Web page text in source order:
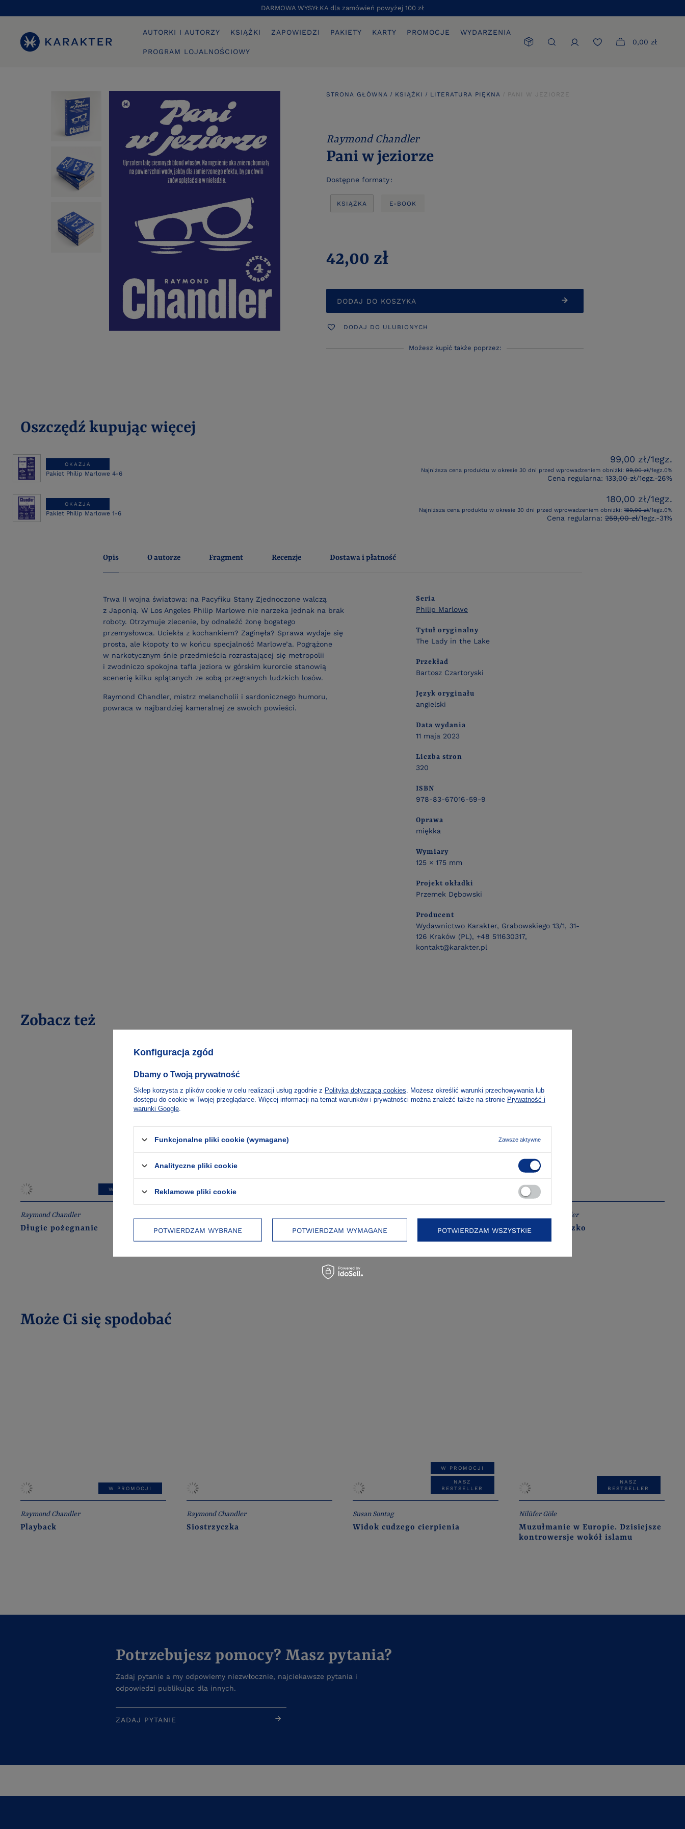
DARMOWA WYSYŁKA dla zamówień powyżej 100 zł
0,00 zł
AUTORKI I AUTORZY KSIĄŻKI ZAPOWIEDZI PAKIETY KARTY PROMOCJE WYDARZENIA
PROGRAM LOJALNOŚCIOWY
STRONA GŁÓWNA KSIĄŻKI LITERATURA PIĘKNA PANI W JEZIORZE
Raymond Chandler
Pani w jeziorze
Dostępne formaty
KSIĄŻKA E-BOOK
42,00 zł
DODAJ DO KOSZYKA
DODAJ DO ULUBIONYCH
Możesz kupić także poprzez:
Oszczędź kupując więcej
OKAZJA
Pakiet Philip Marlowe 4-6
99,00 zł/1egz.
Najniższa cena produktu w okresie 30 dni przed wprowadzeniem obniżki: 99,00 zł/1egz.0%
Cena regularna: 133,00 zł/1egz.-26%
OKAZJA
Pakiet Philip Marlowe 1-6
180,00 zł/1egz.
Najniższa cena produktu w okresie 30 dni przed wprowadzeniem obniżki: 180,00 zł/1egz.0%
Cena regularna: 259,00 zł/1egz.-31%
Opis O autorze Fragment Recenzje Dostawa i płatność
Trwa II wojna światowa: na Pacyfiku Stany Zjednoczone walczą
z Japonią. W Los Angeles Philip Marlowe nie narzeka jednak na brak
roboty. Otrzymuje zlecenie, by odnaleźć żonę bogatego
przemysłowca. Uciekła z kochankiem? Zaginęła? Sprawa wydaje się
prosta, ale kłopoty to w końcu specjalność Marlowe’a. Pogrążone
w narkotycznym śnie przedmieścia rozrastającej się metropolii
i zwodniczo spokojna tafla jeziora w górskim kurorcie stanowią
scenerię kilku splątanych ze sobą przegranych ludzkich losów.
Raymond Chandler, mistrz melancholii i sardonicznego humoru,
powraca w najbardziej kameralnej ze swoich powieści.
Seria
Philip Marlowe
Tytuł oryginalny
The Lady in the Lake
Przekład
Bartosz Czartoryski
Język oryginału
angielski
Data wydania
11 maja 2023
Liczba stron
320
ISBN
978-83-67016-59-9
Oprawa
miękka
Wymiary
125 × 175 mm
Projekt okładki
Przemek Dębowski
Producent
Wydawnictwo Karakter, Grabowskiego 13/1, 31-
126 Kraków (PL), +48 511630317,
kontakt@karakter.pl
Zobacz też
W PROMOCJI
Raymond Chandler
Długie pożegnanie Wysokie okno Żegnaj, laleczko
Raymond Chandler
Żegnaj, laleczko
Może Ci się spodobać
W PROMOCJI
Raymond Chandler
Playback
Raymond Chandler
Siostrzyczka
W PROMOCJI
NASZ
BESTSELLER
Susan Sontag
Widok cudzego cierpienia
NASZ
BESTSELLER
Nilüfer Göle
Muzułmanie w Europie. Dzisiejsze
kontrowersje wokół islamu
Potrzebujesz pomocy? Masz pytania?
Zadaj pytanie a my odpowiemy niezwłocznie, najciekawsze pytania i
odpowiedzi publikując dla innych.
ZADAJ PYTANIE
Konfiguracja zgód
Dbamy o Twoją prywatność
Sklep korzysta z plików cookie w celu realizacji usług zgodnie z Polityką dotyczącą cookies . Możesz określić warunki przechowywania lub
dostępu do cookie w Twojej przeglądarce. Więcej informacji na temat warunków i prywatności można znaleźć także na stronie Prywatność i
warunki Google
Funkcjonalne pliki cookie (wymagane) Zawsze aktywne
Analityczne pliki cookie
Reklamowe pliki cookie
POTWIERDZAM WYBRANE POTWIERDZAM WYMAGANE POTWIERDZAM WSZYSTKIE